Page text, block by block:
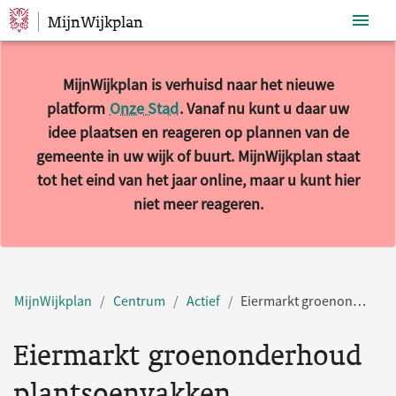
Sla navigatie over
MijnWijkplan
MijnWijkplan is verhuisd naar het nieuwe
platform Onze Stad. Vanaf nu kunt u daar uw
idee plaatsen en reageren op plannen van de
gemeente in uw wijk of buurt. MijnWijkplan staat
tot het eind van het jaar online, maar u kunt hier
niet meer reageren.
MijnWijkplan Centrum Actief Eiermarkt groenonderhoud plantsoenvakken
Eiermarkt groenonderhoud